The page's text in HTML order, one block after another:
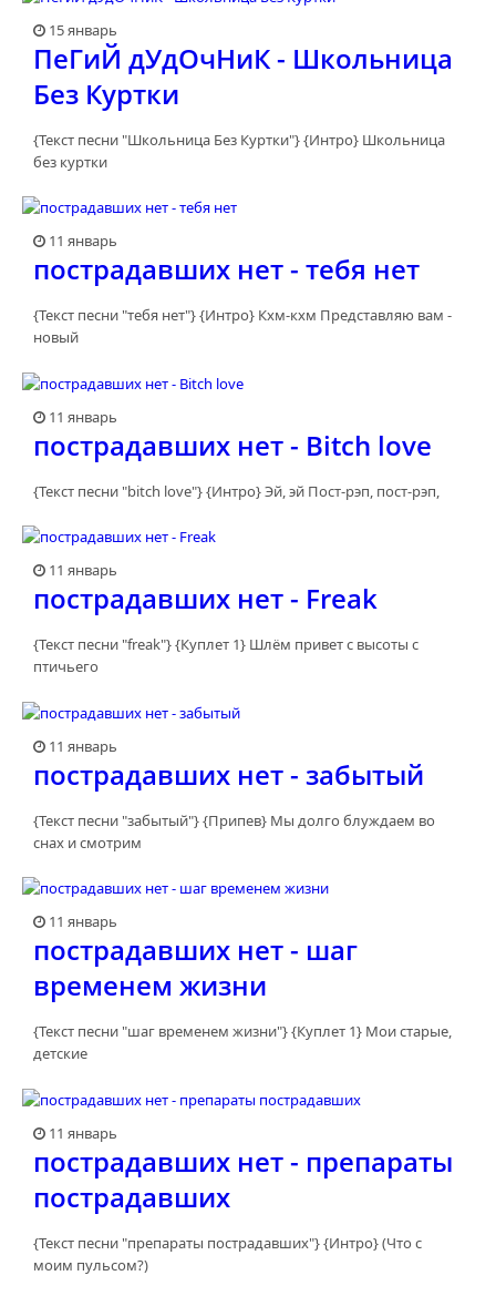
15 январь
ПеГиЙ дУдОчНиК - Школьница
Без Куртки
{Текст песни "Школьница Без Куртки"} {Интро} Школьница
без куртки
11 январь
пострадавших нет - тебя нет
{Текст песни "тебя нет"} {Интро} Кхм-кхм Представляю вам -
новый
11 январь
пострадавших нет - Bitch love
{Текст песни "bitch love"} {Интро} Эй, эй Пост-рэп, пост-рэп,
11 январь
пострадавших нет - Freak
{Текст песни "freak"} {Куплет 1} Шлём привет с высоты с
птичьего
11 январь
пострадавших нет - забытый
{Текст песни "забытый"} {Припев} Мы долго блуждаем во
снах и смотрим
11 январь
пострадавших нет - шаг
временем жизни
{Текст песни "шаг временем жизни"} {Куплет 1} Мои старые,
детские
11 январь
пострадавших нет - препараты
пострадавших
{Текст песни "препараты пострадавших"} {Интро} (Что с
моим пульсом?)